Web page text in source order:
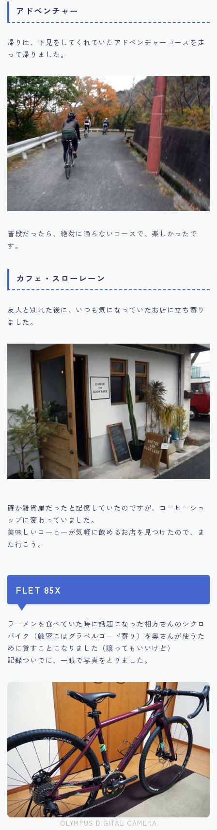
アドベンチャー
帰りは、下見をしてくれていたアドベンチャーコースを走
って帰りました。
普段だったら、絶対に通らないコースで、楽しかったで
す。
カフェ・スローレーン
友人と別れた後に、いつも気になっていたお店に立ち寄り
ました。
確か雑貨屋だったと記憶していたのですが、コーヒーショ
ップに変わっていました。
美味しいコーヒーが気軽に飲めるお店を見つけたので、ま
た行こう。
FLET 85X
ラーメンを食べていた時に話題になった相方さんのシクロ
バイク（厳密にはグラベルロード寄り）を奥さんが使うた
めに貸すことになりました（譲ってもいいけど）
記録ついでに、一眼で写真をとりました。
OLYMPUS DIGITAL CAMERA